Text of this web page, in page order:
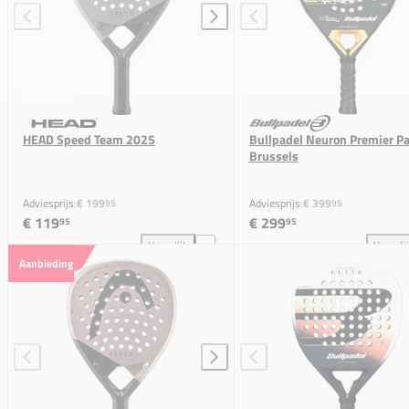
HEAD Speed Team 2025
Adviesprijs:€ 19995
€ 11995
Vergelijk
Bullpadel Neuron Premier
Brussels
Adviesprijs:€ 39995
€ 29995
Aanbieding